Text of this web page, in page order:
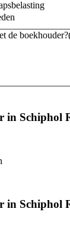
de boekhouder?
in Schiphol
in Schiphol